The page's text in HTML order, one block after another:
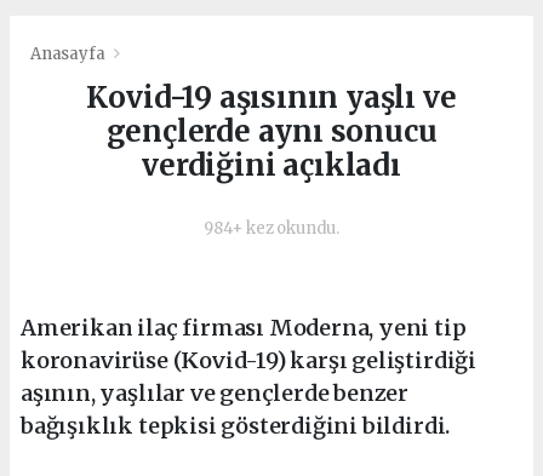
Anasayfa
Kovid-19 aşısının yaşlı ve
gençlerde aynı sonucu
verdiğini açıkladı
984+ kez okundu.
Amerikan ilaç firması Moderna, yeni tip
koronavirüse (Kovid-19) karşı geliştirdiği
aşının, yaşlılar ve gençlerde benzer
bağışıklık tepkisi gösterdiğini bildirdi.